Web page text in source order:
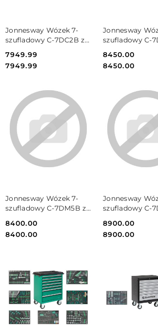
Jonnesway Wózek 7-
szufladowy C-7DC2B z
narzędzi C-7DC2B-
236SV
Cena:
7949.99
Cena:
7949.99
DO KOSZYKA
Jonnesway
szufladowy C-
narzędzi C-
295SV
Cena:
8450.00
Cena:
8450.00
DO
Jonnesway Wózek 7-
szufladowy C-7DM5B z
narzędzi C-7DM5B-
236SV
Cena:
8400.00
Cena:
8400.00
DO KOSZYKA
Jonnesway
szufladowy C-
narzędzi C-
295SV
Cena:
8900.00
Cena:
8900.00
DO